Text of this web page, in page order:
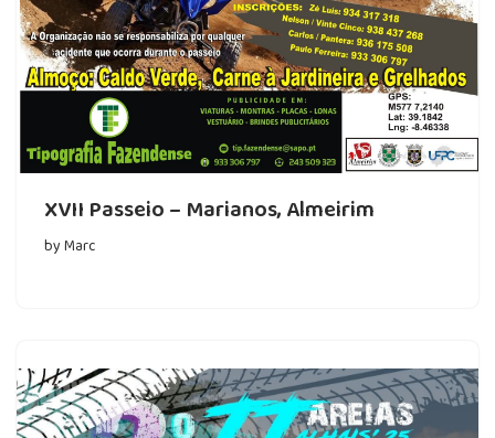
XVII Passeio – Marianos, Almeirim
byMarc